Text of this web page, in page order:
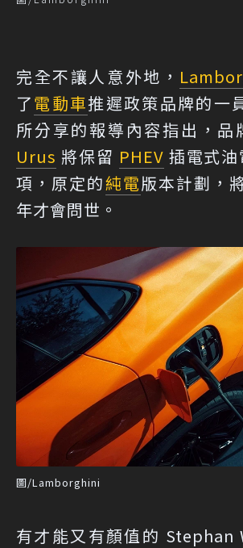
完全不讓人意外地，
了電動車推遲政策品牌的一
所分享的報導內容指出，品
Urus 將保留 PHEV 插電式
項，原定的純電版本計劃，
年才會問世。
圖/Lamborghini
有才能又有顏值的 Stephan